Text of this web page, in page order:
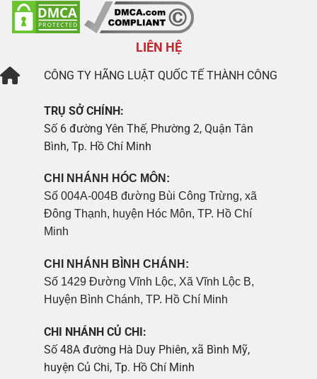
LIÊN HỆ
CÔNG TY HÃNG LUẬT QUỐC TẾ THÀNH CÔNG
TRỤ SỞ CHÍNH:
Số 6 đường Yên Thế, Phường 2, Quận Tân
Bình, Tp. Hồ Chí Minh
CHI NHÁNH HÓC MÔN:
Số 004A-004B đường Bùi Công Trừng, xã
Đông Thạnh, huyện Hóc Môn, TP. Hồ Chí
Minh
CHI NHÁNH BÌNH CHÁNH:
Số 1429 Đường Vĩnh Lộc, Xã Vĩnh Lộc B,
Huyện Bình Chánh, TP. Hồ Chí Minh
CHI NHÁNH CỦ CHI:
Số 48A đường Hà Duy Phiên, xã Bình Mỹ,
huyện Củ Chi, Tp. Hồ Chí Minh